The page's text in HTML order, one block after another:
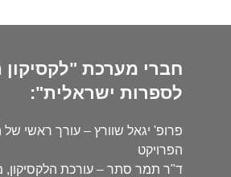
חברי מערכת
לספרות ישראלית":
פרופ' יגאל שוורץ – עורך ראשי של
הפרויקט
ד"ר תמר סתר – עורכת